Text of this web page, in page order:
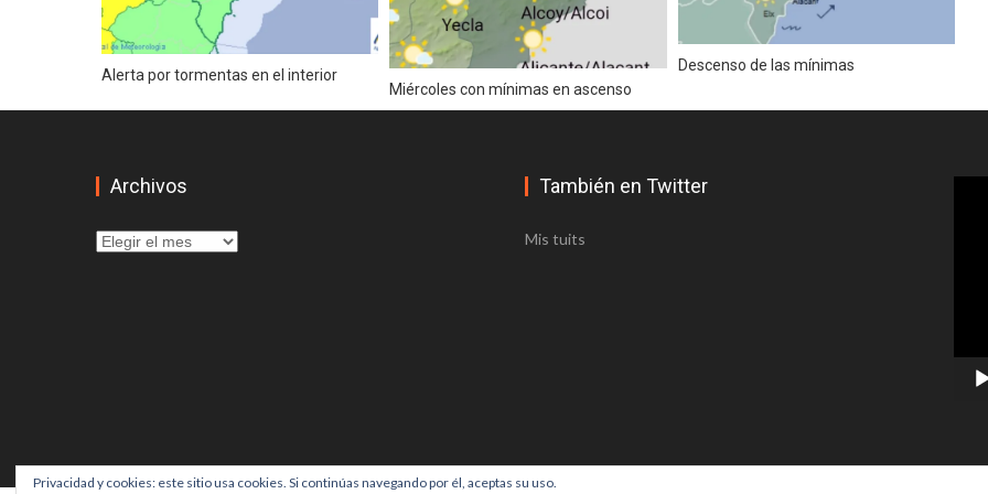
EL MUSEO DE LA SEMANA SANTA MARINERA ACOGERÁ LA EXPOSICIÓN ‘FALLAS Y SEMANA SANTA
MARINERA, UN CAMINO EN COMÚN’
Carnestoltes 2020 en el Grau de Castelló
Arranca la Semana Cultural de la Falla Venezuela y adyacentes
Fallas 2020. Pirotecnia en Marzo.
Alerta por tormentas en el interior
Miércoles con mínimas en ascenso
Descenso de las mínimas
Archivos
Archivos
También en Twitter
Mis tuits
Privacidad y cookies: este sitio usa cookies. Si continúas navegando por él, aceptas su uso.